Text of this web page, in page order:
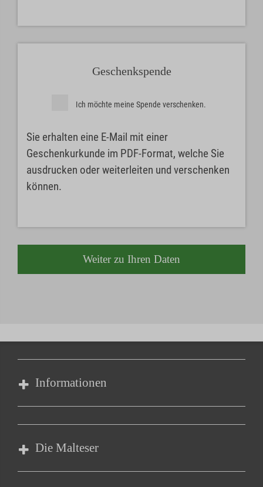
Geschenkspende
Ich möchte meine Spende verschenken.
Sie erhalten eine E-Mail mit einer
Geschenkurkunde im PDF-Format, welche Sie
ausdrucken oder weiterleiten und verschenken
können.
Weiter zu Ihren Daten
Informationen
Impressum
Datenschutz
Die Malteser